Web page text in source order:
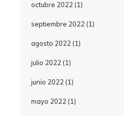
octubre 2022 (1)
septiembre 2022 (1)
agosto 2022 (1)
julio 2022 (1)
junio 2022 (1)
mayo 2022 (1)